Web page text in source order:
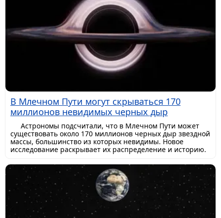
В Млечном Пути могут скрываться 170
миллионов невидимых черных дыр
Астрономы подсчитали, что в Млечном Пути может
существовать около 170 миллионов черных дыр звездной
массы, большинство из которых невидимы. Новое
исследование раскрывает их распределение и историю.